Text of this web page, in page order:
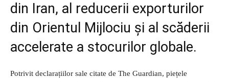
din Iran, al reducerii exporturilor
din Orientul Mijlociu și al scăderii
accelerate a stocurilor globale.
Potrivit declarațiilor sale citate de The Guardian, piețele